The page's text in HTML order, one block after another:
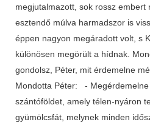
megjutalmazott, sok rossz
esztendő múlva harmadszor is
éppen nagyon megáradott volt, s
különösen megörült a hídnak.
gondolsz, Péter, mit érdemelne
Mondotta Péter: - Megérdemelne
szántóföldet, amely télen-nyáron
gyümölcsfát, melynek minden